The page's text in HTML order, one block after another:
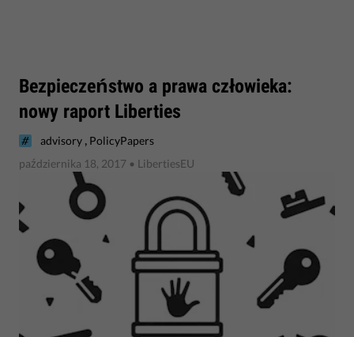
​Bezpieczeństwo a prawa człowieka:
nowy raport Liberties
advisory , PolicyPapers
października 18, 2017 • LibertiesEU